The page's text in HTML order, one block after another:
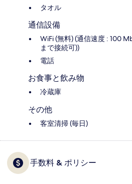
タオル
通信設備
WiFi (無料) (通信速度 : 100
まで接続可))
電話
お食事と飲み物
冷蔵庫
その他
客室清掃 (毎日)
手数料 & ポリシー